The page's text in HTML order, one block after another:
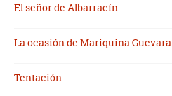
El señor de Albarracín
La ocasión de Mariquina Guevara
Tentación